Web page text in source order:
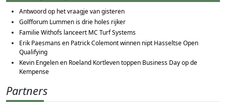
Antwoord op het vraagje van gisteren
Golfforum Lummen is drie holes rijker
Familie Withofs lanceert MC Turf Systems
Erik Paesmans en Patrick Colemont winnen nipt Hasseltse Open
Qualifying
Kevin Engelen en Roeland Kortleven toppen Business Day op de
Kempense
Partners